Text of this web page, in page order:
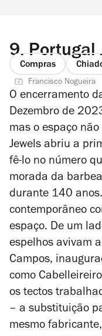
9. Portugal
Compras
Francisco Nogueira
O encerramento
Dezembro de
mas o espaço
Jewels abriu a
fê-lo no número
morada da
durante 140
contemporâneo
espaço. De um
espelhos avivam
Campos,
como
os tectos
– a substituição
mesmo